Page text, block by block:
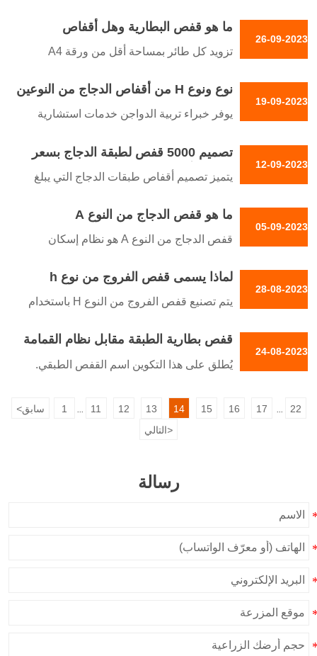
البيض في المقام الأول
26-09-2023
ما هو قفص البطارية وهل أقفاص
البطاريات قاسية
تزويد كل طائر بمساحة أقل من ورقة A4
إظهار سلوكيات طبيعية مثل التعشيش أو فرد
أجنحتها بالكامل
19-09-2023
نوع ونوع H من أقفاص الدجاج من النوعين
يوفر خبراء تربية الدواجن خدمات استشارية
أقفاص الدجاج المناسب بناءً على احتياجات
مزارعهم وقدراتهم
12-09-2023
تصميم 5000 قفص لطبقة الدجاج بسعر
المصنع أقفاص بطارية الدواجن بسعر
المصنع
يتميز تصميم أقفاص طبقات الدجاج التي يبلغ
بسعر المصنع بهيكله المتدرج
05-09-2023
ما هو قفص الدجاج من النوع A
قفص الدجاج من النوع A هو نظام إسكان
البيض. وقد أحدث هذا النظام المبتكر للأقفاص
ثورة في تربية الدواجن من خلال الاستخدام
28-08-2023
لماذا يسمى قفص الفروج من نوع h
يتم تصنيع قفص الفروج من النوع H باستخدام
تدوم طويلاً
24-08-2023
قفص بطارية الطبقة مقابل نظام القمامة
العميقة
يُطلق على هذا التكوين اسم القفص الطبقي.
العلف والماء الذي تتحكم فيه الإدارة الآلية
<سابق 1 11 12 13 14 15 16 17
22
التالي>
رسالة